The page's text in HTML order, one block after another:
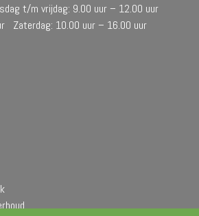
t/m vrijdag: 9.00 uur – 12.00 uur
Zaterdag: 10.00 uur – 16.00 uur